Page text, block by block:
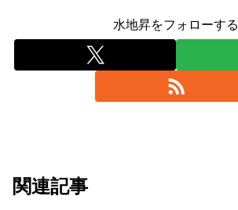
水地昇をフォローする
関連記事